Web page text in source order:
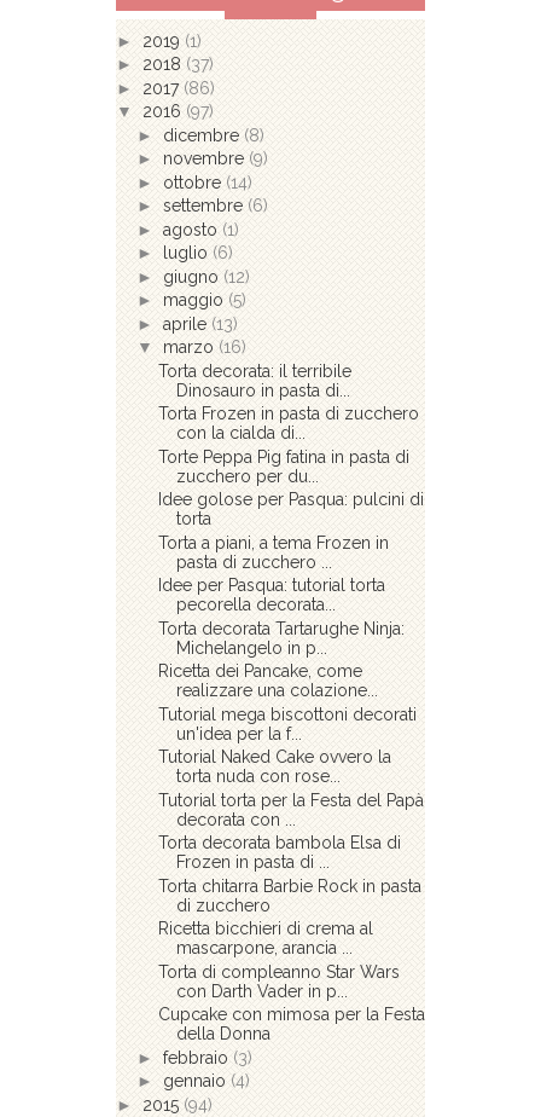
► 2019 (1)
► 2018 (37)
► 2017 (86)
▼ 2016 (97)
► dicembre (8)
► novembre (9)
► ottobre (14)
► settembre (6)
► agosto (1)
► luglio (6)
► giugno (12)
► maggio (5)
► aprile (13)
▼ marzo (16)
Torta decorata: il terribile
Dinosauro in pasta di...
Torta Frozen in pasta di zucchero
con la cialda di...
Torte Peppa Pig fatina in pasta di
zucchero per du...
Idee golose per Pasqua: pulcini di
torta
Torta a piani, a tema Frozen in
pasta di zucchero ...
Idee per Pasqua: tutorial torta
pecorella decorata...
Torta decorata Tartarughe Ninja:
Michelangelo in p...
Ricetta dei Pancake, come
realizzare una colazione...
Tutorial mega biscottoni decorati
un'idea per la f...
Tutorial Naked Cake ovvero la
torta nuda con rose...
Tutorial torta per la Festa del Papà
decorata con ...
Torta decorata bambola Elsa di
Frozen in pasta di ...
Torta chitarra Barbie Rock in pasta
di zucchero
Ricetta bicchieri di crema al
mascarpone, arancia ...
Torta di compleanno Star Wars
con Darth Vader in p...
Cupcake con mimosa per la Festa
della Donna
► febbraio (3)
► gennaio (4)
► 2015 (94)